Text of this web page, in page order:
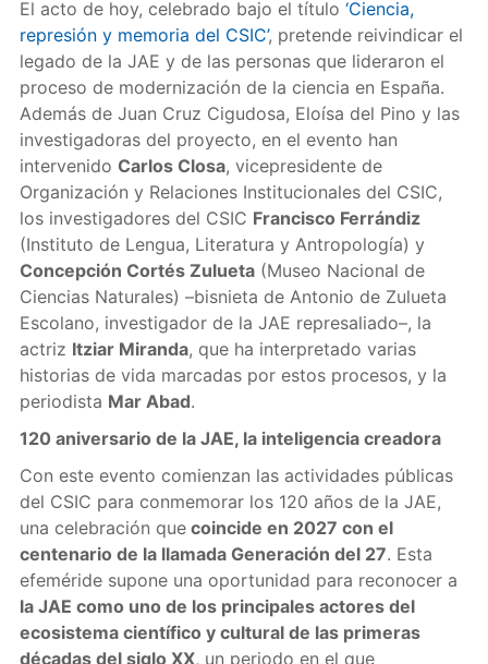
El acto de hoy, celebrado bajo el título ‘Ciencia,
represión y memoria del CSIC’, pretende reivindicar el
legado de la JAE y de las personas que lideraron el
proceso de modernización de la ciencia en España.
Además de Juan Cruz Cigudosa, Eloísa del Pino y las
investigadoras del proyecto, en el evento han
intervenido Carlos Closa, vicepresidente de
Organización y Relaciones Institucionales del CSIC,
los investigadores del CSIC Francisco Ferrándiz
(Instituto de Lengua, Literatura y Antropología) y
Concepción Cortés Zulueta(Museo Nacional de
Ciencias Naturales) –bisnieta de Antonio de Zulueta
Escolano, investigador de la JAE represaliado–, la
actriz Itziar Miranda, que ha interpretado varias
historias de vida marcadas por estos procesos, y la
periodista Mar Abad.
120 aniversario de la JAE, la inteligencia creadora
Con este evento comienzan las actividades públicas
del CSIC para conmemorar los 120 años de la JAE,
una celebración quecoincide en 2027 con el
centenario de la llamada Generación del 27. Esta
efeméride supone una oportunidad para reconocer a
la JAE como uno de los principales actores del
ecosistema científico y cultural de las primeras
décadas del siglo XX, un periodo en el que